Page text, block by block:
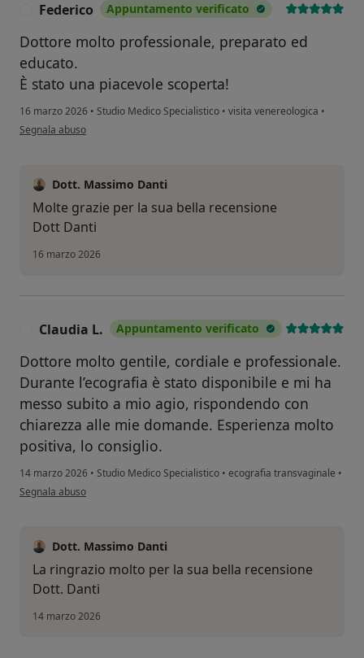
Federico Appuntamento verificato
Dottore molto professionale, preparato ed
educato.
È stato una piacevole scoperta!
16 marzo 2026 • Studio Medico Specialistico • visita venereologica •
secondo l'opinione dell'utente Federico
Segnala abuso
Dott. Massimo Danti
Molte grazie per la sua bella recensione
Dott Danti
16 marzo 2026
Claudia L. Appuntamento verificato
Dottore molto gentile, cordiale e professionale.
Durante l’ecografia è stato disponibile e mi ha
messo subito a mio agio, rispondendo con
chiarezza alle mie domande. Esperienza molto
positiva, lo consiglio.
14 marzo 2026 • Studio Medico Specialistico • ecografia transvaginale •
secondo l'opinione dell'utente Claudia L.
Segnala abuso
Dott. Massimo Danti
La ringrazio molto per la sua bella recensione
Dott. Danti
14 marzo 2026